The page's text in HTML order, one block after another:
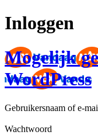
Inloggen
Mogelijk
WordPress
Gebruikersnaam of e-
Wachtwoord